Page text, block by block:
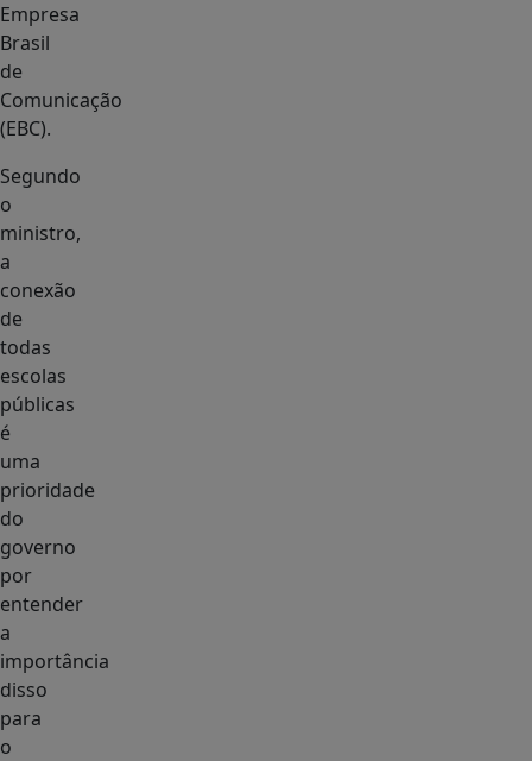
Empresa
Brasil
de
Comunicação
(EBC).
Segundo
o
ministro,
a
conexão
de
todas
escolas
públicas
é
uma
prioridade
do
governo
por
entender
a
importância
disso
para
o